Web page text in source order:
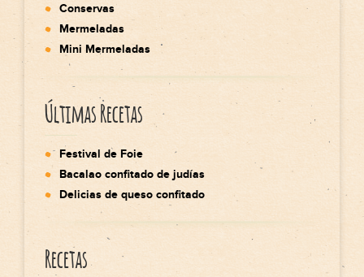
Conservas
Mermeladas
Mini Mermeladas
Últimas Recetas
Festival de Foie
Bacalao confitado de judías
Delicias de queso confitado
Recetas